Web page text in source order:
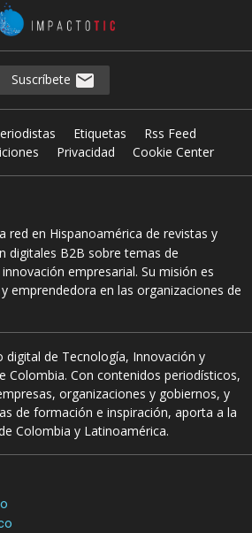
Suscríbete
Etiquetas
Rss Feed
Privacidad Cookie Center
red en Hispanoamérica de revistas y
digitales B2B sobre temas de
empresarial. Su misión es
emprendedora en las organizaciones de
digital de Tecnología, Innovación y
Colombia. Con contenidos periodísticos,
organizaciones y gobiernos, y
de formación e inspiración, aporta a la
Colombia y Latinoamérica.